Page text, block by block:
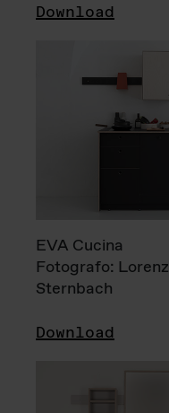
Download
EVA Cucina
Fotografo: Lorenz
Sternbach
Download